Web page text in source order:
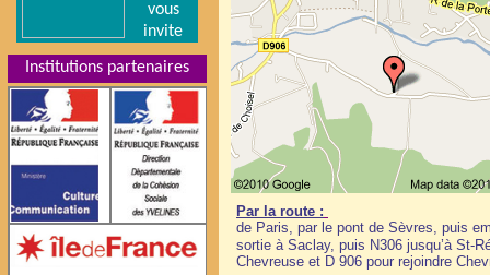
Par la route :
de Paris, par le pont de Sèvres, puis
sortie à Saclay, puis N306 jusqu’à St-
Chevreuse et D 906 pour rejoindre
vous
invite
Institutions partenaires